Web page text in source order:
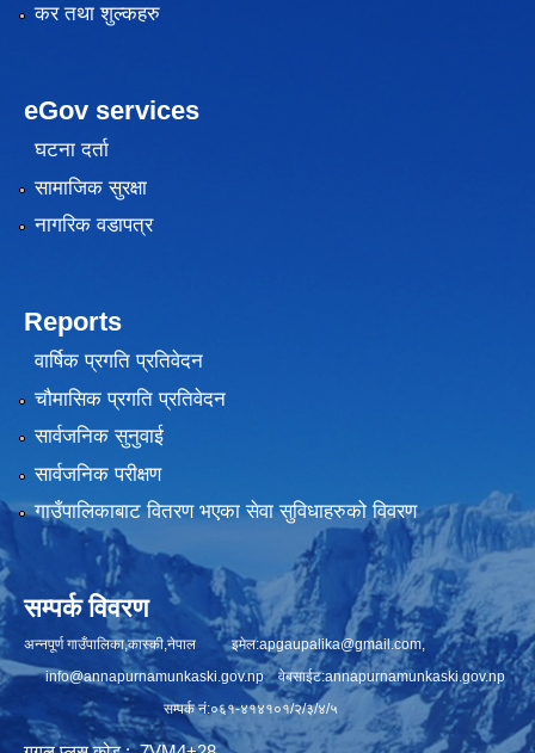
कर तथा शुल्कहरु
eGov services
घटना दर्ता
सामाजिक सुरक्षा
नागरिक वडापत्र
Reports
वार्षिक प्रगति प्रतिवेदन
चौमासिक प्रगति प्रतिवेदन
सार्वजनिक सुनुवाई
सार्वजनिक परीक्षण
गाउँपालिकाबाट वितरण भएका सेवा सुविधाहरुको विवरण
सम्पर्क विवरण
अन्नपूर्ण गाउँपालिका,कास्की,नेपाल इमेल:apgaupalika@gmail.com,
info@annapurnamunkaski.gov.npवेबसाईट:annapurnamunkaski.gov.np
सम्पर्क नं:०६१-४१४१०१/२/३/४/५